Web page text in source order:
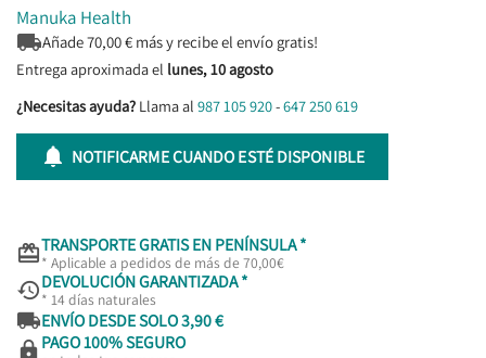
Manuka Health
Añade70,00€ más y recibe el envío gratis!
Entrega aproximada el lunes, 10 agosto
¿Necesitas ayuda? Llama al 987 105 920-647 250 619
 NOTIFICARME CUANDO ESTÉ DISPONIBLE
TRANSPORTE GRATIS EN PENÍNSULA *
* Aplicable a pedidos de más de 70,00€
DEVOLUCIÓN GARANTIZADA *
* 14 días naturales
ENVÍO DESDE SOLO 3,90 €
 PAGO 100% SEGURO